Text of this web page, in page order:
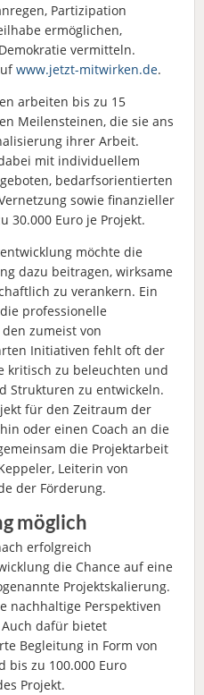
Partizipation
ermöglichen,
vermitteln.
www.jetzt-mitwirken.de.
arbeiten bis zu 15
Meilensteinen, die sie ans
ihrer Arbeit.
mit individuellem
bedarfsorientierten
sowie finanzieller
30.000 Euro je Projekt.
möchte die
dazu beitragen, wirksame
zu verankern. Ein
professionelle
zumeist von
Initiativen fehlt oft der
kritisch zu beleuchten und
Strukturen zu entwickeln.
für den Zeitraum der
oder einen Coach an die
die Projektarbeit
Leiterin von
der Förderung.
möglich
erfolgreich
die Chance auf eine
Projektskalierung.
nachhaltige Perspektiven
dafür bietet
Begleitung in Form von
bis zu 100.000 Euro
Projekt.